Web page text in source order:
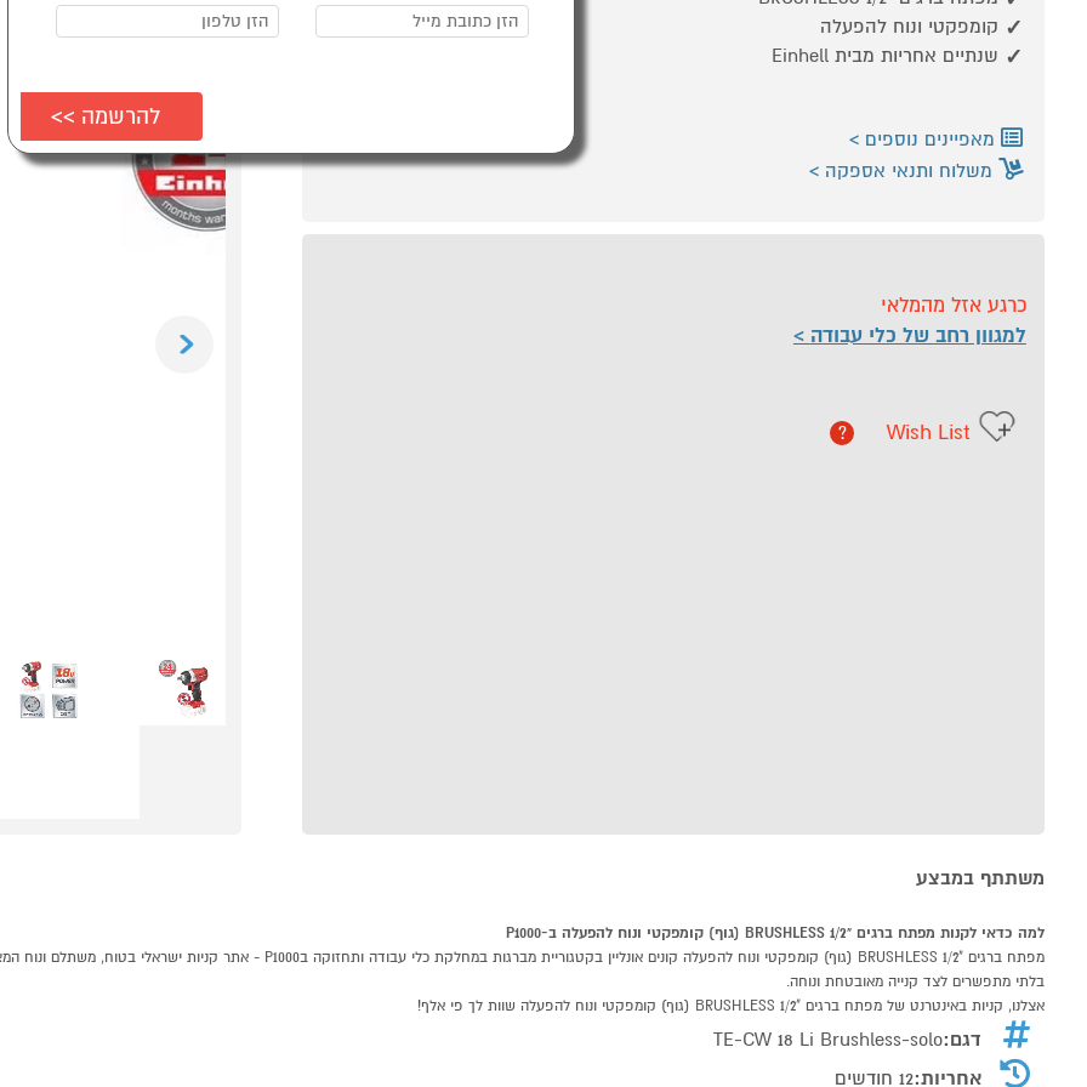
קומפקטי ונוח להפעלה
שנתיים אחריות מבית Einhell
מאפיינים נוספים
משלוח ותנאי אספקה
כרגע אזל מהמלאי
למגוון רחב של כלי עבודה
Wish List
?
משתתף במבצע
למה כדאי לקנות מפתח ברגים "1/2 BRUSHLESS (גוף) קומפקטי ונוח להפעלה ב-P1000
בלתי מתפשרים לצד קנייה מאובטחת ונוחה.
אצלנו, קניות באינטרנט של מפתח ברגים "1/2 BRUSHLESS (גוף) קומפקטי ונוח להפעלה שוות לך פי אלף!
דגם:TE-CW 18 Li Brushless-solo
אחריות:12 חודשים